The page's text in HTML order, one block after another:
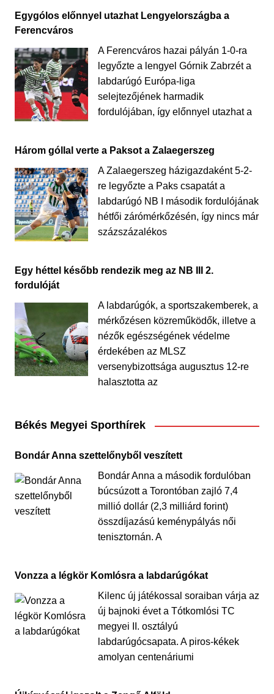
Egygólos előnnyel utazhat Lengyelországba a
Ferencváros
A Ferencváros hazai pályán 1-0-ra
legyőzte a lengyel Górnik Zabrzét a
labdarúgó Európa-liga
selejtezőjének harmadik
fordulójában, így előnnyel utazhat a
Három góllal verte a Paksot a Zalaegerszeg
A Zalaegerszeg házigazdaként 5-2-
re legyőzte a Paks csapatát a
labdarúgó NB I második fordulójának
hétfői zárómérkőzésén, így nincs már
százszázalékos
Egy héttel később rendezik meg az NB III 2.
fordulóját
A labdarúgók, a sportszakemberek, a
mérkőzésen közreműködők, illetve a
nézők egészségének védelme
érdekében az MLSZ
versenybizottsága augusztus 12-re
halasztotta az
Békés Megyei Sporthírek
Bondár Anna szettelőnyből veszített
Bondár Anna a második fordulóban
búcsúzott a Torontóban zajló 7,4
millió dollár (2,3 milliárd forint)
összdíjazású keménypályás női
tenisztornán. A
Vonzza a légkör Komlósra a labdarúgókat
Kilenc új játékossal soraiban várja az
új bajnoki évet a Tótkomlósi TC
megyei II. osztályú
labdarúgócsapata. A piros-kékek
amolyan centenáriumi